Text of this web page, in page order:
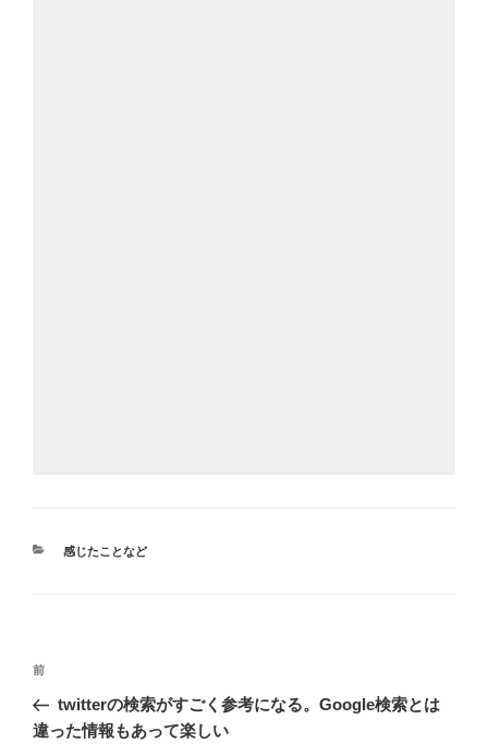
カ
感じたことなど
投
ナ
前
の
投
前
twitterの検索がすごく参考になる。Google検索とは
違った情報もあって楽しい